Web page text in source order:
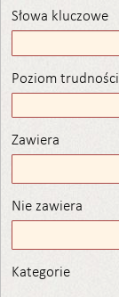
Słowa kluczowe
Poziom trudności
trudności
Zawiera
Nie zawiera
Kategorie